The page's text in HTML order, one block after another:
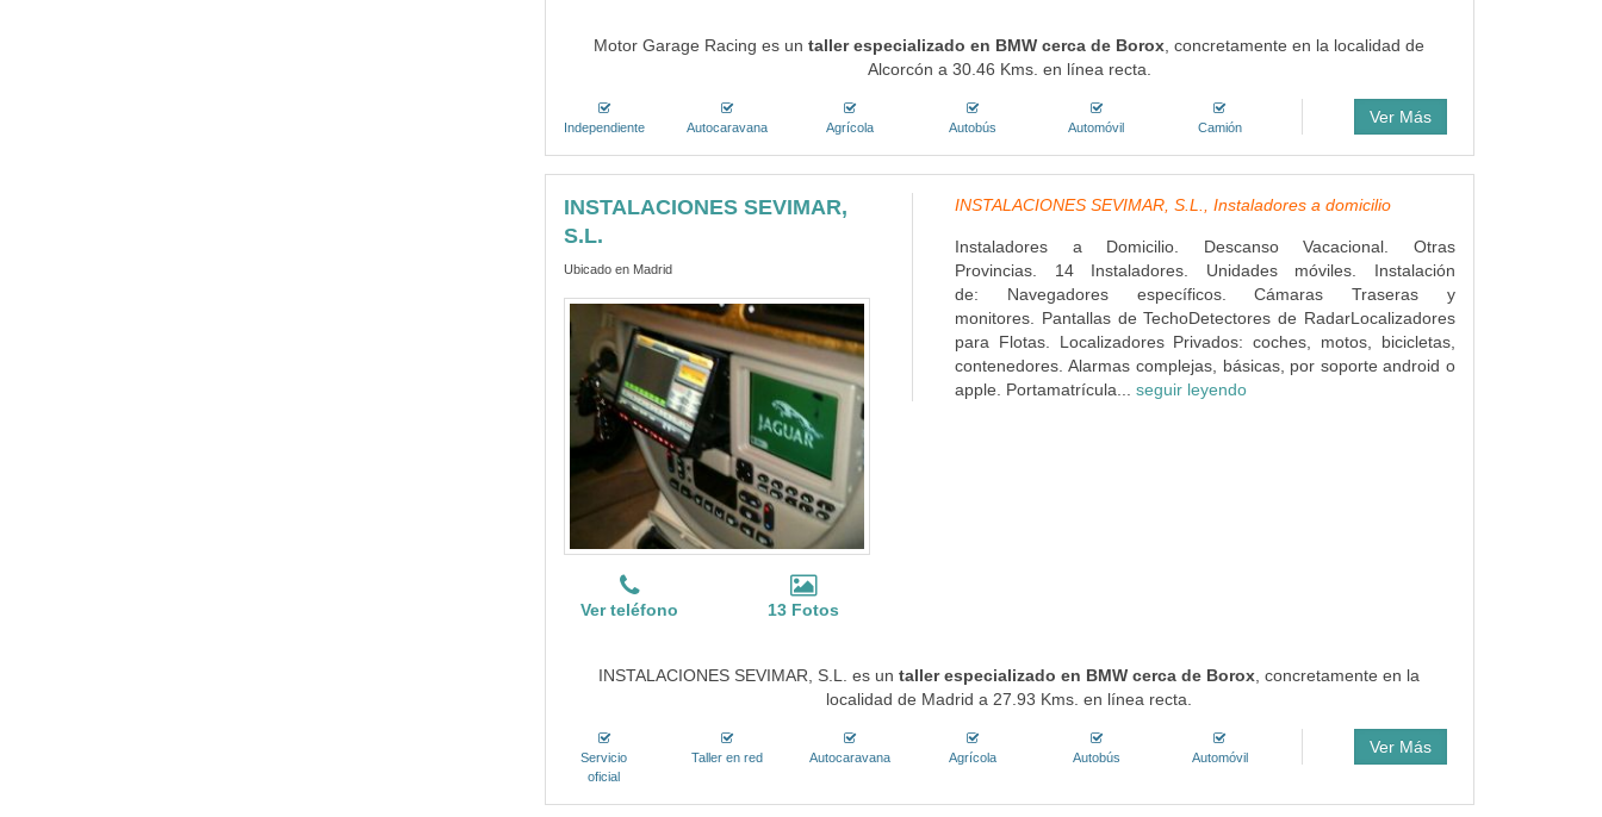
Motor Garage Racing es untaller especializado en BMW cerca de Borox , concretamente en la localidad de
Alcorcón a 30.46 Kms. en línea recta.
Independiente Autocaravana Agrícola Autobús Automóvil Camión
Ver Más
INSTALACIONES SEVIMAR,
S.L.
Ubicado en Madrid
Ver teléfono 13 Fotos
INSTALACIONES SEVIMAR, S.L., Instaladores a domicilio
Instaladores a Domicilio. Descanso Vacacional. Otras
Provincias. 14 Instaladores. Unidades móviles. Instalación
de: Navegadores específicos. Cámaras Traseras y
monitores. Pantallas de TechoDetectores de RadarLocalizadores
para Flotas. Localizadores Privados: coches, motos, bicicletas,
contenedores. Alarmas complejas, básicas, por soporte android o
apple. Portamatrícula... seguir leyendo
INSTALACIONES SEVIMAR, S.L. es untaller especializado en BMW cerca de Borox , concretamente en la
localidad de Madrid a 27.93 Kms. en línea recta.
Servicio
oficial
Taller en red Autocaravana Agrícola Autobús Automóvil
Ver Más